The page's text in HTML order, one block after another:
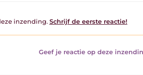
inzending. Schrijf de eerste reactie!
Geef je reactie op deze